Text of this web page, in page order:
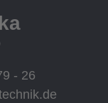
- 26